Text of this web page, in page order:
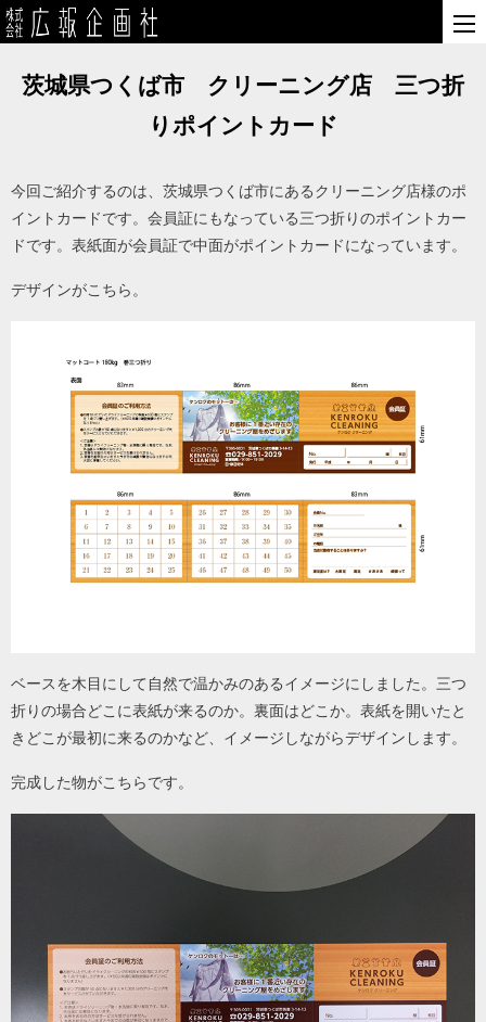
茨城県つくば市 クリーニング店 三つ折
りポイントカード
今回ご紹介するのは、茨城県つくば市にあるクリーニング店様のポ
イントカードです。会員証にもなっている三つ折りのポイントカー
ドです。表紙面が会員証で中面がポイントカードになっています。
デザインがこちら。
ベースを木目にして自然で温かみのあるイメージにしました。三つ
折りの場合どこに表紙が来るのか。裏面はどこか。表紙を開いたと
きどこが最初に来るのかなど、イメージしながらデザインします。
完成した物がこちらです。